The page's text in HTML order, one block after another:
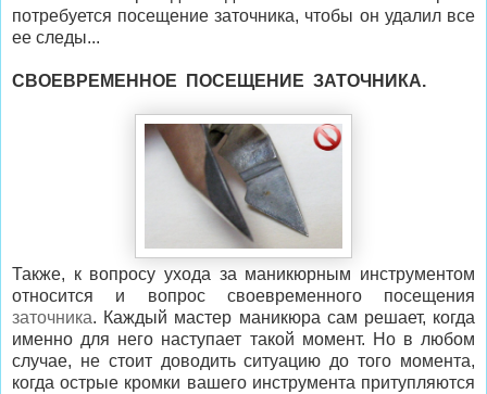
потребуется посещение заточника, чтобы он удалил все
ее следы...
СВОЕВРЕМЕННОЕ ПОСЕЩЕНИЕ ЗАТОЧНИКА.
Также, к вопросу ухода за маникюрным инструментом
относится и вопрос своевременного посещения
заточника. Каждый мастер маникюра сам решает, когда
именно для него наступает такой момент. Но в любом
случае, не стоит доводить ситуацию до того момента,
когда острые кромки вашего инструмента притупляются